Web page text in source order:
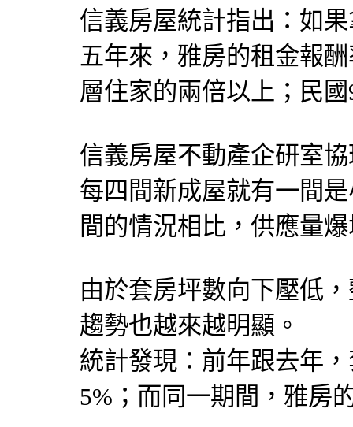
信義房屋統計指出：如
五年來，雅房的租金報
層住家的兩倍以上；民
信義房屋不動產企研室
每四間新成屋就有一間
間的情況相比，供應量
由於套房坪數向下壓低
趨勢也越來越明顯。
統計發現：前年跟去年
5%；而同一期間，雅房